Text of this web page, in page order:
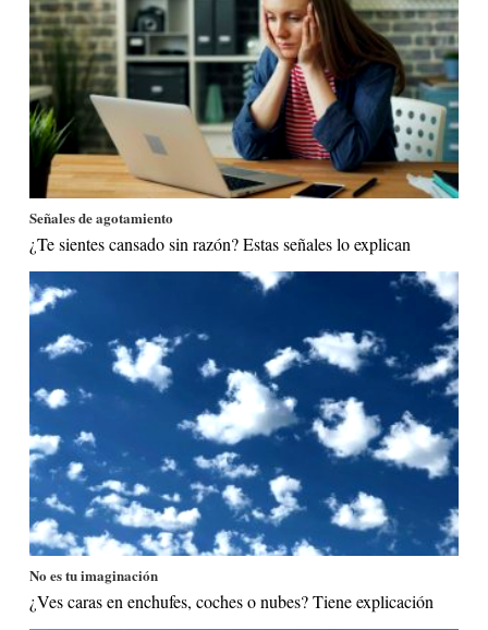
Señales de agotamiento
¿Te sientes cansado sin razón? Estas señales lo explican
No es tu imaginación
¿Ves caras en enchufes, coches o nubes? Tiene explicación